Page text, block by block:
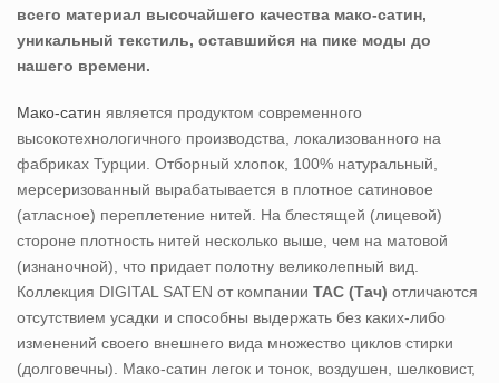
всего материал высочайшего качества мако-сатин,
уникальный текстиль, оставшийся на пике моды до
нашего времени.
Мако-сатин является продуктом современного
высокотехнологичного производства, локализованного на
фабриках Турции. Отборный хлопок, 100% натуральный,
мерсеризованный вырабатывается в плотное сатиновое
(атласное) переплетение нитей. На блестящей (лицевой)
стороне плотность нитей несколько выше, чем на матовой
(изнаночной), что придает полотну великолепный вид.
Коллекция DIGITAL SATEN от компании TAC (Тач) отличаются
отсутствием усадки и способны выдержать без каких-либо
изменений своего внешнего вида множество циклов стирки
(долговечны). Мако-сатин легок и тонок, воздушен, шелковист,